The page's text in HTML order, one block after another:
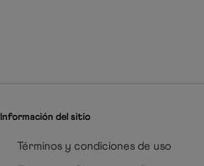
Información del sitio
Términos y condiciones de uso